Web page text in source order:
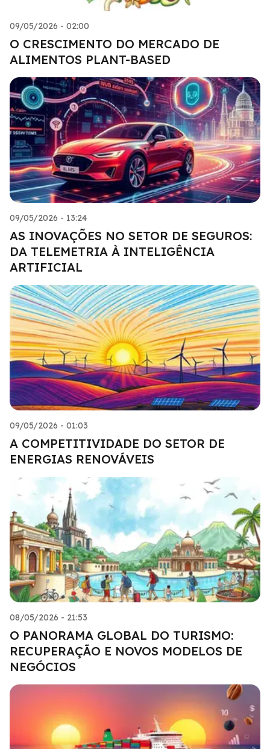
09/05/2026 - 02:00
O CRESCIMENTO DO MERCADO DE
ALIMENTOS PLANT-BASED
09/05/2026 - 13:24
AS INOVAÇÕES NO SETOR DE SEGUROS:
DA TELEMETRIA À INTELIGÊNCIA
ARTIFICIAL
09/05/2026 - 01:03
A COMPETITIVIDADE DO SETOR DE
ENERGIAS RENOVÁVEIS
08/05/2026 - 21:53
O PANORAMA GLOBAL DO TURISMO:
RECUPERAÇÃO E NOVOS MODELOS DE
NEGÓCIOS